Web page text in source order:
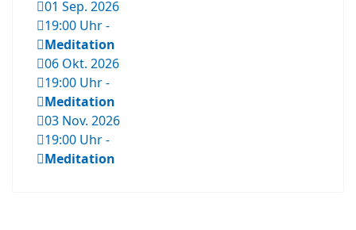
01 Sep. 2026
19:00 Uhr-
Meditation
06 Okt. 2026
19:00 Uhr-
Meditation
03 Nov. 2026
19:00 Uhr-
Meditation